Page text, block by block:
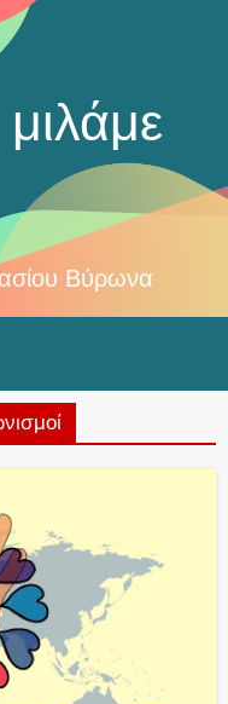
Βύρωνα